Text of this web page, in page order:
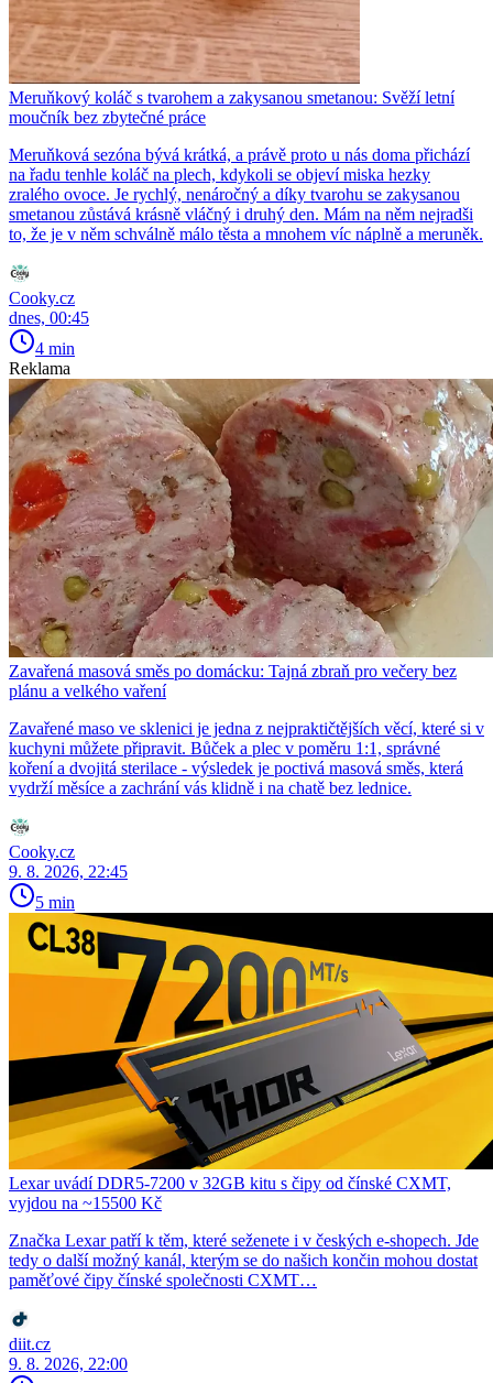
Meruňkový koláč s tvarohem a zakysanou smetanou: Svěží letní
moučník bez zbytečné práce
Meruňková sezóna bývá krátká, a právě proto u nás doma přichází
na řadu tenhle koláč na plech, kdykoli se objeví miska hezky
zralého ovoce. Je rychlý, nenáročný a díky tvarohu se zakysanou
smetanou zůstává krásně vláčný i druhý den. Mám na něm nejradši
to, že je v něm schválně málo těsta a mnohem víc náplně a meruněk.
Cooky.cz
dnes, 00:45
4 min
Reklama
Zavařená masová směs po domácku: Tajná zbraň pro večery bez
plánu a velkého vaření
Zavařené maso ve sklenici je jedna z nejpraktičtějších věcí, které si v
kuchyni můžete připravit. Bůček a plec v poměru 1:1, správné
koření a dvojitá sterilace - výsledek je poctivá masová směs, která
vydrží měsíce a zachrání vás klidně i na chatě bez lednice.
Cooky.cz
9. 8. 2026, 22:45
5 min
Lexar uvádí DDR5-7200 v 32GB kitu s čipy od čínské CXMT,
vyjdou na ~15500 Kč
Značka Lexar patří k těm, které seženete i v českých e-shopech. Jde
tedy o další možný kanál, kterým se do našich končin mohou dostat
paměťové čipy čínské společnosti CXMT…
diit.cz
9. 8. 2026, 22:00